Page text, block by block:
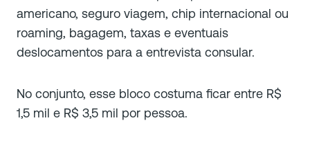
americano, seguro viagem, chip internacional ou
roaming, bagagem, taxas e eventuais
deslocamentos para a entrevista consular.
No conjunto, esse bloco costuma ficar entre R$
1,5 mil e R$ 3,5 mil por pessoa.